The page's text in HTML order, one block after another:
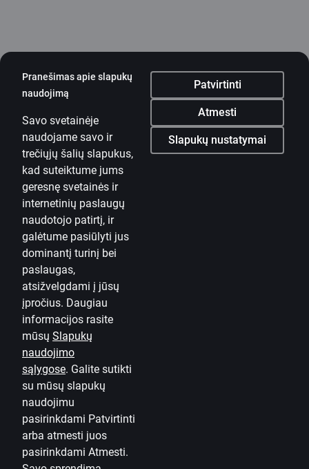
Pranešimas apie slapukų
naudojimą
Patvirtinti
Atmesti
Slapukų nustatymai
Savo svetainėje
naudojame savo ir
trečiųjų šalių slapukus,
kad suteiktume jums
geresnę svetainės ir
internetinių paslaugų
naudotojo patirtį, ir
galėtume pasiūlyti jus
dominantį turinį bei
paslaugas,
atsižvelgdami į jūsų
įpročius. Daugiau
informacijos rasite
mūsų Slapukų
naudojimo
sąlygose. Galite sutikti
su mūsų slapukų
naudojimu
pasirinkdami Patvirtinti
arba atmesti juos
pasirinkdami Atmesti.
Mobilioji programėlė
Parsisiųsti programėlę
Parsisiųsti programėlę
Programėlė „iOS“ ir
„Android“ įrenginiams
Susisiekite su mumis
Kontaktai
Naudinga informacija
„Citadele“
Apie banką
Žiniasklaidai
Karjera
Tinklaraštis
Taisyklės ir sąlygos
Naudojimosi taisyklės
Slapukų nuostatos